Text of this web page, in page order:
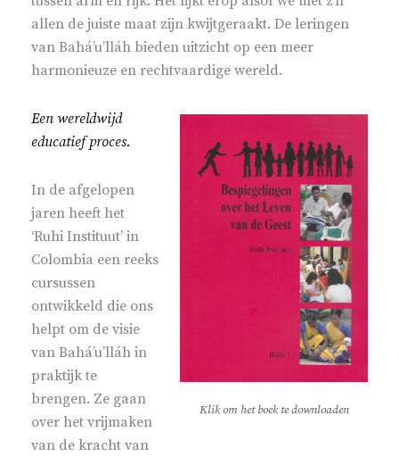
allen de juiste maat zijn kwijtgeraakt. De leringen
van Bahá’u’lláh bieden uitzicht op een meer
harmonieuze en rechtvaardige wereld.
Klik om het boek te downloaden
Een wereldwijd
educatief proces.
In de afgelopen
jaren heeft het
‘Ruhi Instituut’ in
Colombia een reeks
cursussen
ontwikkeld die ons
helpt om de visie
van Bahá’u’lláh in
praktijk te
brengen. Ze gaan
over het vrijmaken
van de kracht van